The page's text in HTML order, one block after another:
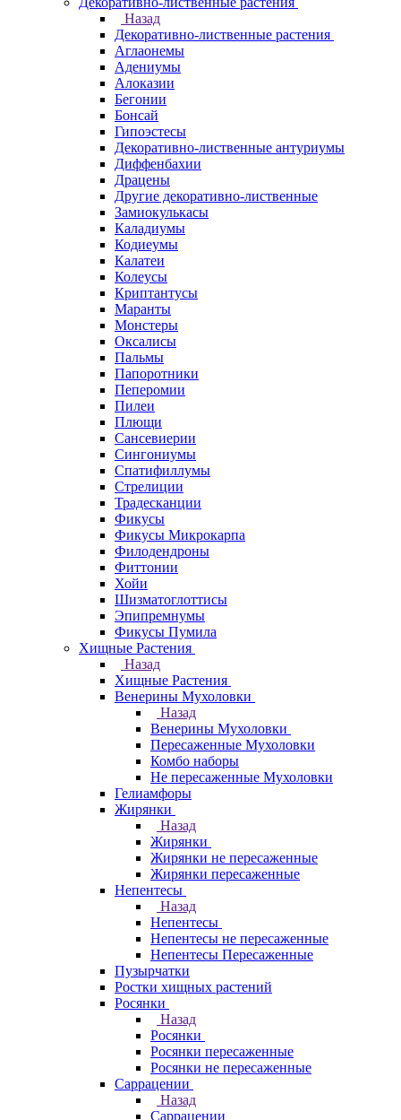
Назад
Декоративно-лиственные растения
Аглаонемы
Адениумы
Алоказии
Бегонии
Бонсай
Гипоэстесы
Декоративно-лиственные антуриумы
Диффенбахии
Драцены
Другие декоративно-лиственные
Замиокулькасы
Каладиумы
Кодиеумы
Калатеи
Колеусы
Криптантусы
Маранты
Монстеры
Оксалисы
Пальмы
Папоротники
Пеперомии
Пилеи
Плющи
Сансевиерии
Сингониумы
Спатифиллумы
Стрелиции
Традесканции
Фикусы
Фикусы Микрокарпа
Филодендроны
Фиттонии
Хойи
Шизматоглоттисы
Эпипремнумы
Фикусы Пумила
Хищные Растения
Назад
Хищные Растения
Венерины Мухоловки
Назад
Венерины Мухоловки
Пересаженные Мухоловки
Комбо наборы
Не пересаженные Мухоловки
Гелиамфоры
Жирянки
Назад
Жирянки
Жирянки не пересаженные
Жирянки пересаженные
Непентесы
Назад
Непентесы
Непентесы не пересаженные
Непентесы Пересаженные
Пузырчатки
Ростки хищных растений
Росянки
Назад
Росянки
Росянки пересаженные
Росянки не пересаженные
Саррацении
Назад
Саррацении